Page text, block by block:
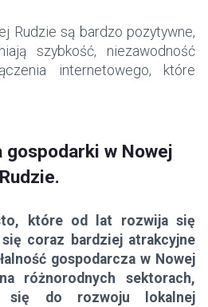
Rudzie są bardzo pozytywne,
szybkość, niezawodność
internetowego, które
gospodarki w Nowej
Rudzie.
które od lat rozwija się
coraz bardziej atrakcyjne
gospodarcza w Nowej
różnorodnych sektorach,
się do rozwoju lokalnej